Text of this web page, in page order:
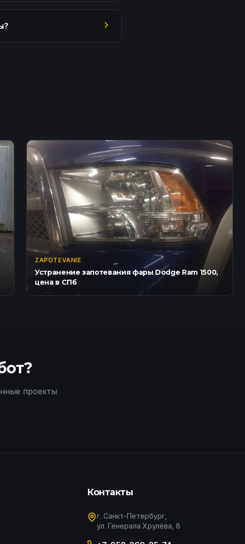
ZAPOTEVANIE
Устранение запотевания фары Dodge Ram 1500,
цена в СПб
проекты
Контакты
г. Санкт-Петербург,
ул. Генерала Хрулёва, 8